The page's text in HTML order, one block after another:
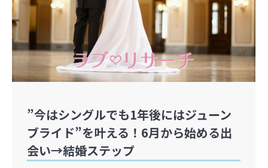
”今はシングルでも1年後にはジューン
ブライド”を叶える！6月から始める出
会い→結婚ステップ